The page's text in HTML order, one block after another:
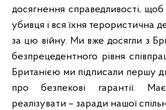
досягнення справедливості,
убивця і вся їхня терористична
за цю війну. Ми вже досягли з
безпрецедентного рівня
Британією ми підписали першу
про безпекові гарантії.
реалізувати – заради нашої